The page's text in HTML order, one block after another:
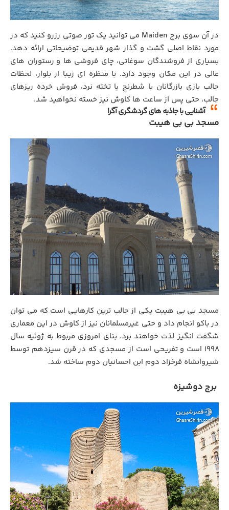
در آن سوی برج Maiden می توانید یک تور صوتی رزرو کنید که در
مورد نقاط اصلی گشت و گذار شهر قدیمی توضیحاتی ارائه دهد.
بسیاری از فروشندگان سوغاتی، چای فروشی ها و رستوران های
عالی در این مکان وجود دارد. با منظره ای زیبا از بلوار، لحظات
جالب بازی بازرگانان با شطرنج یا تخته نرد، فروش خرده ریزهای
جالب، حتی پس از ساعت ها کاوش نیز خسته نخواهید شد.
آشنایی با جاذبه های گردشگری آگرا
مسجد بی بی هیبت
مسجد بی بی هیبت یکی از جالب ترین کارهایی است که می توان
در باکو انجام داد و حتی غیرمسلمانان نیز از کاوش در این معماری
شگفت انگیز لذت خواهند برد. بنای امروزی مربوط به ژوئیه سال
1998 است و تفریحی است از مسجدی که در قرن سیزدهم توسط
شیروانشاه فرخزاد دوم ابن احسانیان دوم ساخته شد.
برج دوشیزه